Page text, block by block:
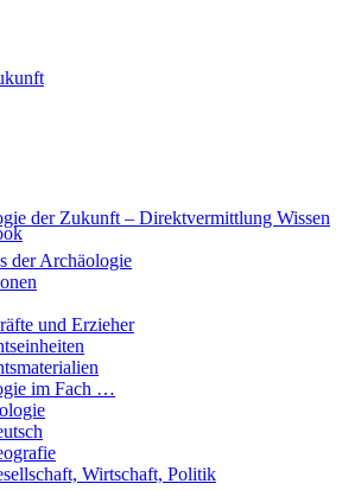
der Zukunft – Direktvermittlung Wissen
der Archäologie
und Erzieher
im Fach …
Wirtschaft, Politik